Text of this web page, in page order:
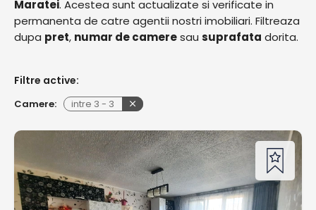
Maratei. Acestea sunt actualizate si verificate in
permanenta de catre agentii nostri imobiliari. Filtreaza
dupa pret, numar de cameresau suprafata dorita.
Filtre active:
Camere: intre 3 - 3